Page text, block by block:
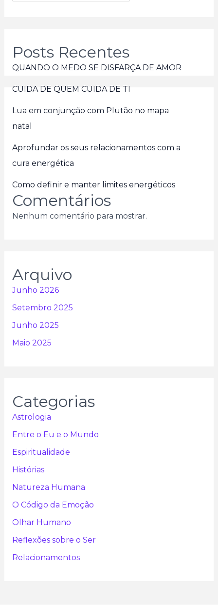
Posts Recentes
QUANDO O MEDO SE DISFARÇA DE AMOR
CUIDA DE QUEM CUIDA DE TI
Lua em conjunção com Plutão no mapa
natal
Aprofundar os seus relacionamentos com a
cura energética
Como definir e manter limites energéticos
Comentários
Nenhum comentário para mostrar.
Arquivo
Junho 2026
Setembro 2025
Junho 2025
Maio 2025
Categorias
Astrologia
Entre o Eu e o Mundo
Espiritualidade
Histórias
Natureza Humana
O Código da Emoção
Olhar Humano
Reflexões sobre o Ser
Relacionamentos